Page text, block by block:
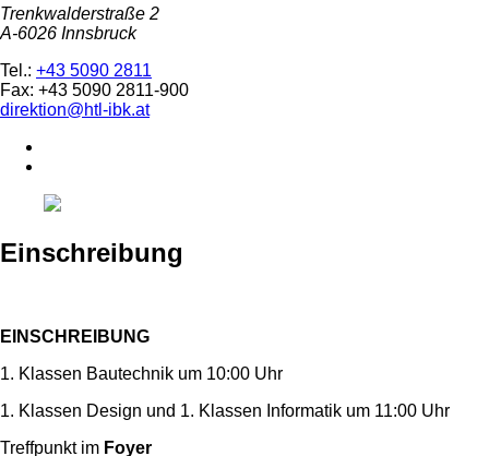
Trenkwalderstraße 2
A-6026 Innsbruck
Tel.: +43 5090 2811
Fax: +43 5090 2811-900
direktion@htl-ibk.at
Einschreibung
EINSCHREIBUNG
1. Klassen Bautechnik um 10:00 Uhr
1. Klassen Design und 1. Klassen Informatik um 11:00 Uhr
Treffpunkt im Foyer